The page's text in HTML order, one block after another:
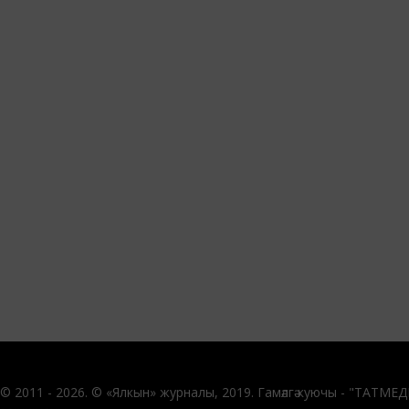
© 2011 - 2026. © «Ялкын» журналы, 2019. Гамәлгә куючы -